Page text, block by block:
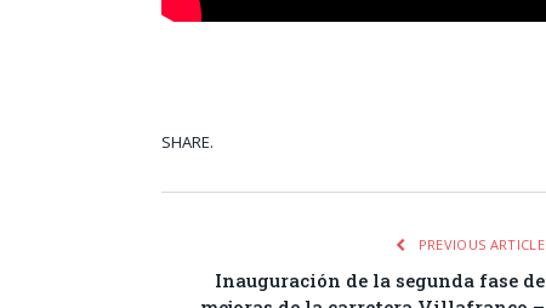
SHARE.
PREVIOUS ARTICLE
Inauguración de la segunda fase de